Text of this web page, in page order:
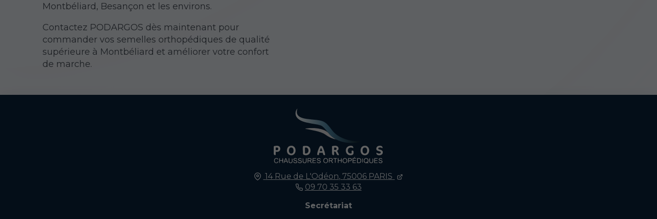
Montbéliard, Besançon et les environs.
Contactez PODARGOS dès maintenant pour
commander vos semelles orthopédiques de qualité
supérieure à Montbéliard et améliorer votre confort
de marche.
14 Rue de L'Odéon, 75006 PARIS
09 70 35 33 63
Secrétariat